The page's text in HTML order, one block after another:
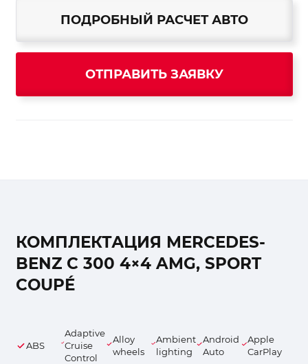
ПОДРОБНЫЙ РАСЧЕТ АВТО
ОТПРАВИТЬ ЗАЯВКУ
КОМПЛЕКТАЦИЯ MERCEDES-
BENZ C 300 4×4 AMG, SPORT
COUPÉ
ABS
Adaptive
Cruise
Control
Alloy
wheels
Ambient
lighting
Android
Auto
Apple
CarPlay